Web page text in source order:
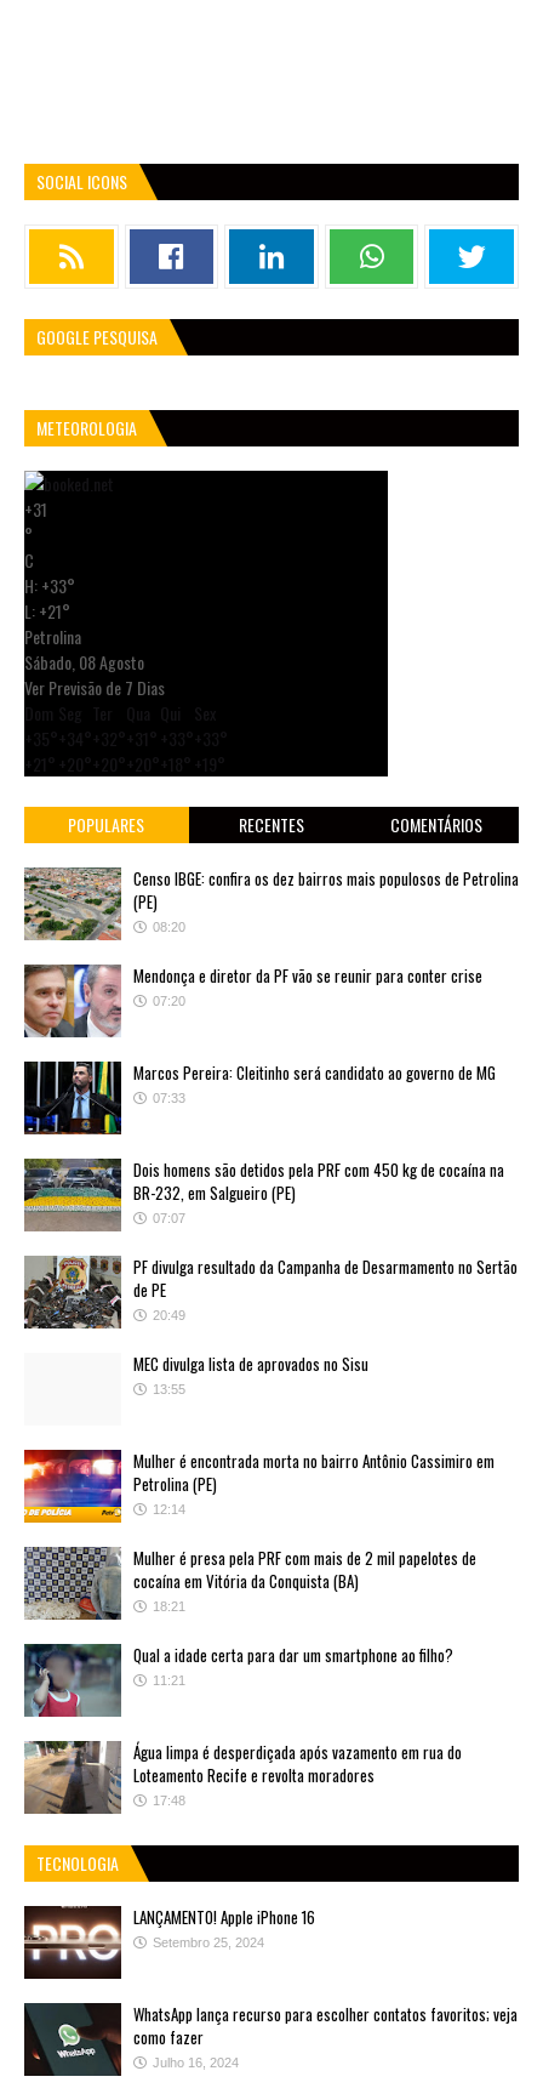
SOCIAL ICONS
GOOGLE PESQUISA
METEOROLOGIA
+31
°
C
H:+33°
L:+21°
Petrolina
Sábado, 08 Agosto
Ver Previsão de 7 Dias
POPULARES RECENTES COMENTÁRIOS
Censo IBGE: confira os dez bairros mais populosos de Petrolina
(PE)
08:20
Mendonça e diretor da PF vão se reunir para conter crise
07:20
Marcos Pereira: Cleitinho será candidato ao governo de MG
07:33
Dois homens são detidos pela PRF com 450 kg de cocaína na
BR-232, em Salgueiro (PE)
07:07
PF divulga resultado da Campanha de Desarmamento no Sertão
de PE
20:49
MEC divulga lista de aprovados no Sisu
13:55
Mulher é encontrada morta no bairro Antônio Cassimiro em
Petrolina (PE)
12:14
Mulher é presa pela PRF com mais de 2 mil papelotes de
cocaína em Vitória da Conquista (BA)
18:21
Qual a idade certa para dar um smartphone ao filho?
11:21
Água limpa é desperdiçada após vazamento em rua do
Loteamento Recife e revolta moradores
17:48
TECNOLOGIA
LANÇAMENTO! Apple iPhone 16
Setembro 25, 2024
WhatsApp lança recurso para escolher contatos favoritos; veja
como fazer
Julho 16, 2024